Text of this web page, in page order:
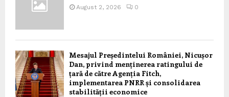
August 2, 2026 0
Mesajul Președintelui României, Nicușor
Dan, privind menținerea ratingului de
țară de către Agenția Fitch,
implementarea PNRR și consolidarea
stabilității economice